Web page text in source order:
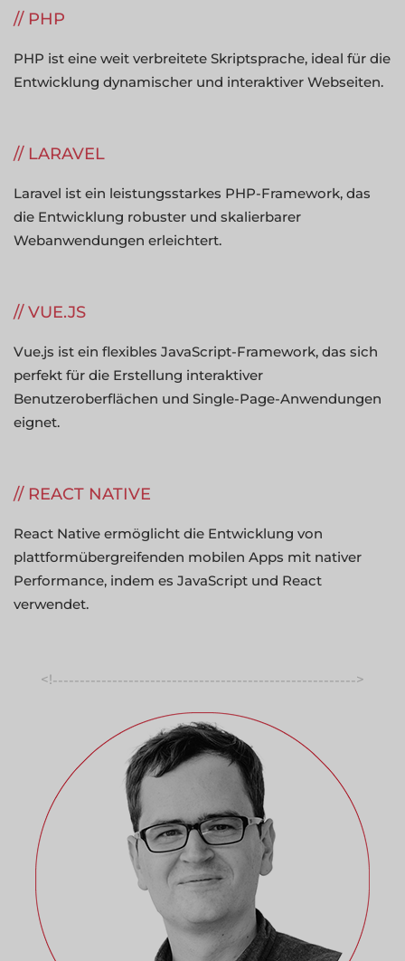
PHP
PHP ist eine weit verbreitete Skriptsprache, ideal für die
Entwicklung dynamischer und interaktiver Webseiten.
LARAVEL
Laravel ist ein leistungsstarkes PHP-Framework, das
die Entwicklung robuster und skalierbarer
Webanwendungen erleichtert.
VUE.JS
Vue.js ist ein flexibles JavaScript-Framework, das sich
perfekt für die Erstellung interaktiver
Benutzeroberflächen und Single-Page-Anwendungen
eignet.
REACT NATIVE
React Native ermöglicht die Entwicklung von
plattformübergreifenden mobilen Apps mit nativer
Performance, indem es JavaScript und React
verwendet.
<! >